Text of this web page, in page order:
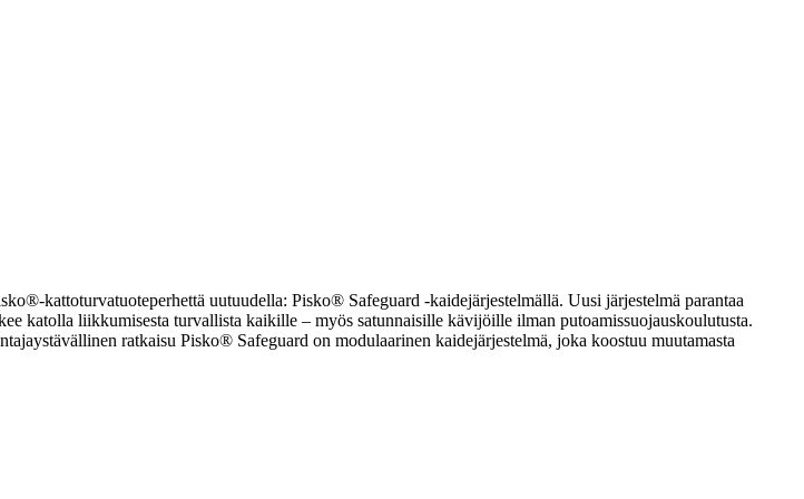
kattoturvatuoteperhettä uutuudella: Pisko® Safeguard -kaidejärjestelmällä. Uusi järjestelmä parantaa
katolla liikkumisesta turvallista kaikille – myös satunnaisille kävijöille ilman putoamissuojauskoulutusta.
ratkaisu Pisko® Safeguard on modulaarinen kaidejärjestelmä, joka koostuu muutamasta